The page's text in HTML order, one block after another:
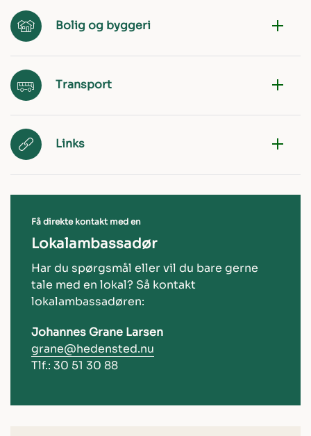
Bolig og byggeri
Transport
Links
Få direkte kontakt med en
Lokalambassadør
Har du spørgsmål eller vil du bare gerne
tale med en lokal? Så kontakt
lokalambassadøren:
Johannes Grane Larsen
grane@hedensted.nu
Tlf.: 30 51 30 88